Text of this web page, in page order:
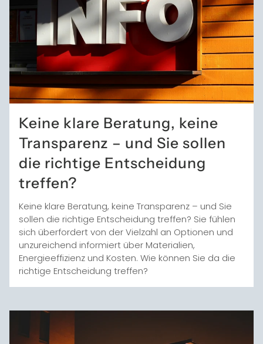
Keine klare Beratung, keine
Transparenz – und Sie sollen
die richtige Entscheidung
treffen?
Keine klare Beratung, keine Transparenz – und Sie
sollen die richtige Entscheidung treffen? Sie fühlen
sich überfordert von der Vielzahl an Optionen und
unzureichend informiert über Materialien,
Energieeffizienz und Kosten. Wie können Sie da die
richtige Entscheidung treffen?